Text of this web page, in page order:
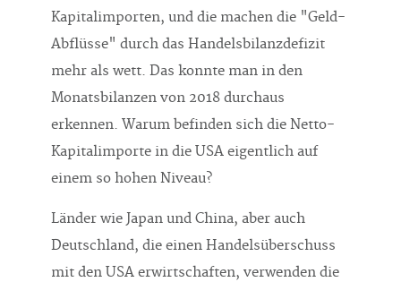
Kapitalimporten, und die machen die "Geld-
Abflüsse" durch das Handelsbilanzdefizit
mehr als wett. Das konnte man in den
Monatsbilanzen von 2018 durchaus
erkennen. Warum befinden sich die Netto-
Kapitalimporte in die USA eigentlich auf
einem so hohen Niveau?
Länder wie Japan und China, aber auch
Deutschland, die einen Handelsüberschuss
mit den USA erwirtschaften, verwenden die